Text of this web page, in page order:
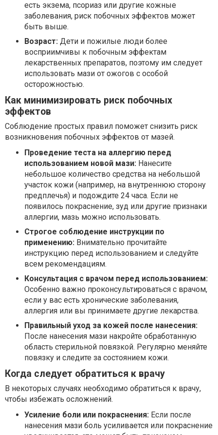
есть экзема, псориаз или другие кожные
заболевания, риск побочных эффектов может
быть выше.
Возраст: Дети и пожилые люди более
восприимчивы к побочным эффектам
лекарственных препаратов, поэтому им следует
использовать мази от ожогов с особой
осторожностью.
Как минимизировать риск побочных
эффектов
Соблюдение простых правил поможет снизить риск
возникновения побочных эффектов от мазей.
Проведение теста на аллергию перед
использованием новой мази: Нанесите
небольшое количество средства на небольшой
участок кожи (например, на внутреннюю сторону
предплечья) и подождите 24 часа. Если не
появилось покраснение, зуд или другие признаки
аллергии, мазь можно использовать.
Строгое соблюдение инструкции по
применению: Внимательно прочитайте
инструкцию перед использованием и следуйте
всем рекомендациям.
Консультация с врачом перед использованием:
Особенно важно проконсультироваться с врачом,
если у вас есть хронические заболевания,
аллергия или вы принимаете другие лекарства.
Правильный уход за кожей после нанесения:
После нанесения мази накройте обработанную
область стерильной повязкой. Регулярно меняйте
повязку и следите за состоянием кожи.
Когда следует обратиться к врачу
В некоторых случаях необходимо обратиться к врачу,
чтобы избежать осложнений.
Усиление боли или покраснения: Если после
нанесения мази боль усиливается или покраснение